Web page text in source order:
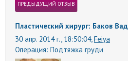
ПРЕДЫДУЩИЙ ОТЗЫВ
Пластический хирург: Баков
30 апр. 2014 г., 18:50:04, Feiya
Операция: Подтяжка груди